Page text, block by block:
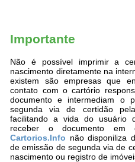
Importante
Não é possível imprimir a
nascimento diretamente na
existem são empresas que
contato com o cartório
documento e intermediam o
segunda via de certidão
facilitando a vida do usuário
receber o documento em
Cartorios.Info não disponiliza
de emissão de segunda via de
nascimento ou registro de